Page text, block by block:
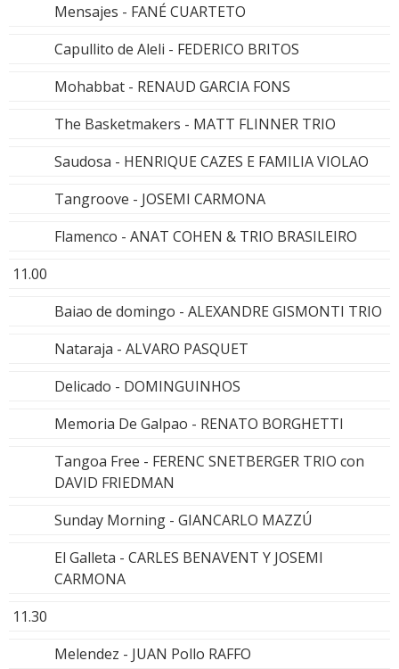
Mensajes - FANÉ CUARTETO
Capullito de Aleli - FEDERICO BRITOS
Mohabbat - RENAUD GARCIA FONS
The Basketmakers - MATT FLINNER TRIO
Saudosa - HENRIQUE CAZES E FAMILIA VIOLAO
Tangroove - JOSEMI CARMONA
Flamenco - ANAT COHEN & TRIO BRASILEIRO
11.00
Baiao de domingo - ALEXANDRE GISMONTI TRIO
Nataraja - ALVARO PASQUET
Delicado - DOMINGUINHOS
Memoria De Galpao - RENATO BORGHETTI
Tangoa Free - FERENC SNETBERGER TRIO con
DAVID FRIEDMAN
Sunday Morning - GIANCARLO MAZZÚ
El Galleta - CARLES BENAVENT Y JOSEMI
CARMONA
11.30
Melendez - JUAN Pollo RAFFO